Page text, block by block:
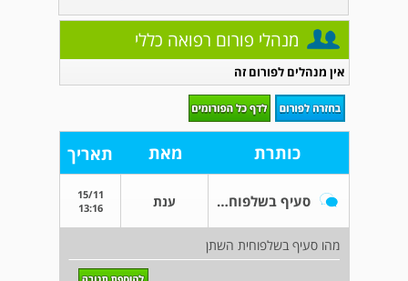
מנהלי פורום רפואה כללי
אין מנהלים לפורום זה
כותרת מאת תאריך
סעיף בשלפוחית השתן ענת
15/11
13:16
מהו סעיף בשלפוחית השתן